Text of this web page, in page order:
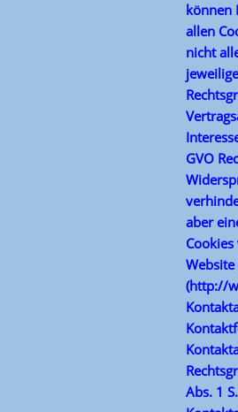
können
allen
nicht
GVO
aber
(http://
Abs. 1